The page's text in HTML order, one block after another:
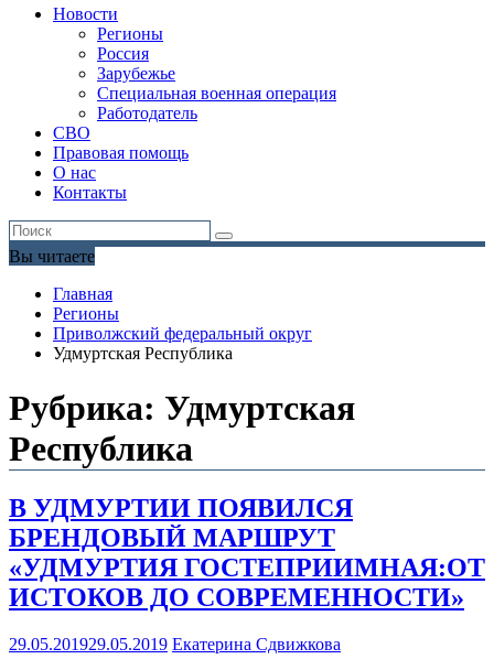
Новости
Регионы
Россия
Зарубежье
Специальная военная операция
Работодатель
СВО
Правовая помощь
О нас
Контакты
Вы читаете
Главная
Регионы
Приволжский федеральный округ
Удмуртская Республика
Рубрика: Удмуртская
Республика
В УДМУРТИИ ПОЯВИЛСЯ
БРЕНДОВЫЙ МАРШРУТ
«УДМУРТИЯ ГОСТЕПРИИМНАЯ:ОТ
ИСТОКОВ ДО СОВРЕМЕННОСТИ»
29.05.201929.05.2019 Екатерина Сдвижкова